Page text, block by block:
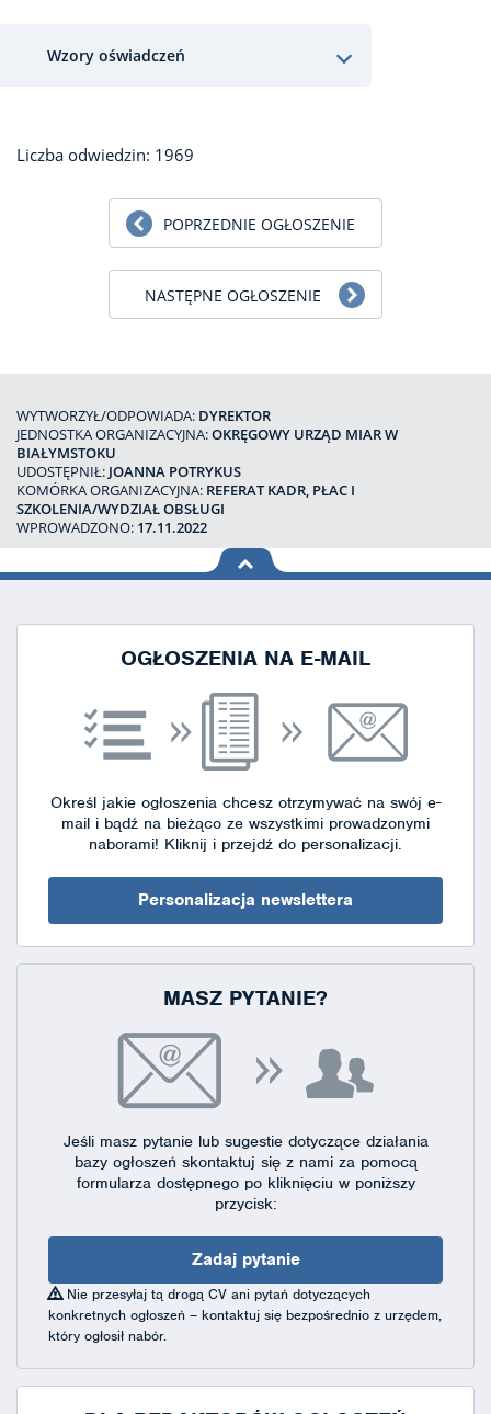
Wzory oświadczeń
Liczba odwiedzin: 1969
POPRZEDNIE OGŁOSZENIE
NASTĘPNE OGŁOSZENIE
WYTWORZYŁ/ODPOWIADA: DYREKTOR
JEDNOSTKA ORGANIZACYJNA:OKRĘGOWY URZĄD MIAR W
BIAŁYMSTOKU
UDOSTĘPNIŁ: JOANNA POTRYKUS
KOMÓRKA ORGANIZACYJNA: REFERAT KADR, PŁAC I
SZKOLENIA/WYDZIAŁ OBSŁUGI
WPROWADZONO: 17.11.2022
na górę
OGŁOSZENIA NA E-MAIL
Określ jakie ogłoszenia chcesz otrzymywać na swój e-
mail i bądź na bieżąco ze wszystkimi prowadzonymi
naborami! Kliknij i przejdź do personalizacji.
Personalizacja newslettera
MASZ PYTANIE?
Jeśli masz pytanie lub sugestie dotyczące działania
bazy ogłoszeń skontaktuj się z nami za pomocą
formularza dostępnegopo kliknięciu w poniższy
przycisk:
Zadaj pytanie
Nie przesyłaj tą drogą CV ani pytań dotyczących
konkretnych ogłoszeń – kontaktuj się bezpośrednio z urzędem,
który ogłosił nabór.